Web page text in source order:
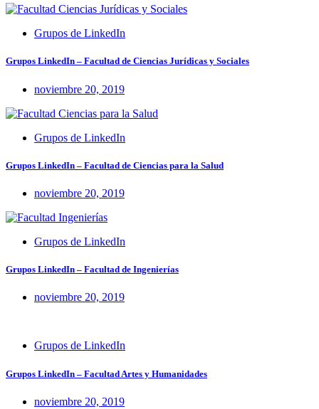
Grupos de LinkedIn
Grupos LinkedIn – Facultad de Ciencias Jurídicas y Sociales
noviembre 20, 2019
Grupos de LinkedIn
Grupos LinkedIn – Facultad de Ciencias para la Salud
noviembre 20, 2019
Grupos de LinkedIn
Grupos LinkedIn – Facultad de Ingenierías
noviembre 20, 2019
Grupos de LinkedIn
Grupos LinkedIn – Facultad Artes y Humanidades
noviembre 20, 2019